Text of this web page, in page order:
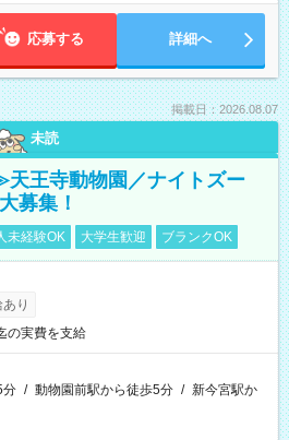
応募する 詳細へ
掲載日：2026.08.07
未読
王寺動物園／ナイトズー
募集！
未経験OK 大学生歓迎 ブランクOK
り
の実費を支給
分 / 動物園前駅から徒歩5分 / 新今宮駅か